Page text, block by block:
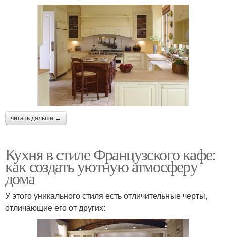
читать дальше →
Кухня в стиле Французского кафе:
как создать уютную атмосферу
дома
У этого уникального стиля есть отличительные черты,
отличающие его от других: